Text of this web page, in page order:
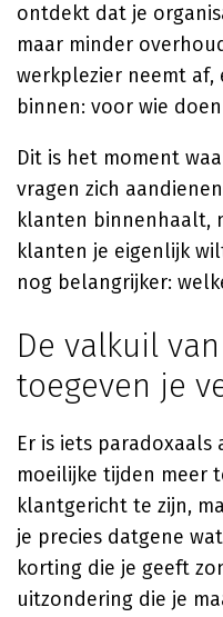
ontdekt dat je
maar minder
werkplezier neemt
binnen: voor wie
Dit is het moment
vragen zich
klanten binnenhaalt,
klanten je eigenlijk
nog belangrijker:
De valkuil
toegeven je
Er is iets paradoxaals
moeilijke tijden meer
klantgericht te zijn,
je precies datgene
korting die je geeft
uitzondering die je